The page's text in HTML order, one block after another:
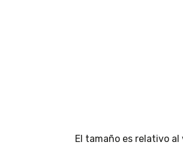
El tamaño es relativo